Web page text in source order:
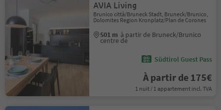
AVIA Living
Brunico città/Bruneck Stadt, Bruneck/Brunico,
Dolomites Region Kronplatz/Plan de Corones
501 m à partir de Bruneck/Brunico
centre de
Südtirol Guest Pass
À partir de 175€
1 nuit / 1 appartement incl. TVA